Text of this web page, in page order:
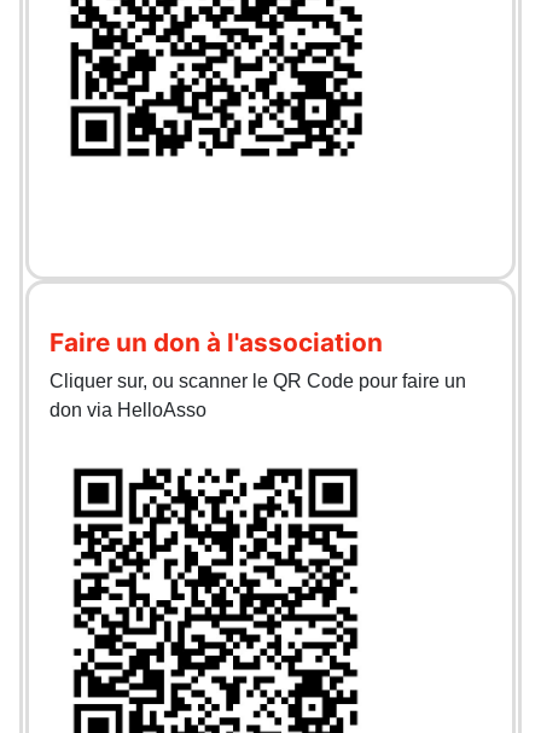
Faire un don à l'association
Cliquer sur, ou scanner le QR Code pour faire un
don via HelloAsso